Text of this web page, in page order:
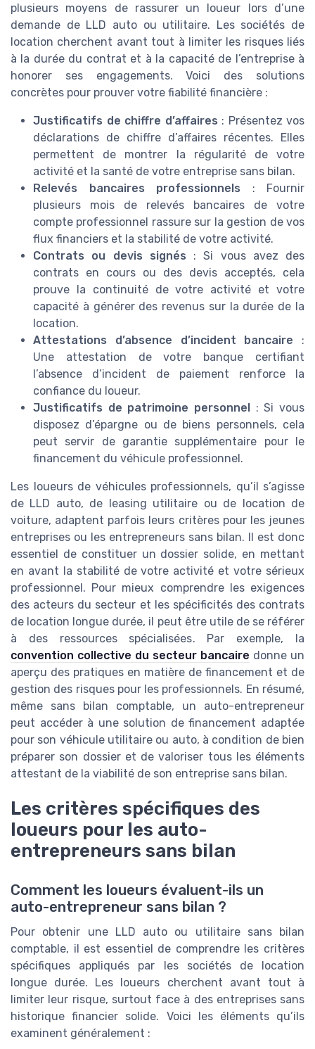
plusieurs moyens de rassurer un loueur lors d’une
demande de LLD auto ou utilitaire. Les sociétés de
location cherchent avant tout à limiter les risques liés
à la durée du contrat et à la capacité de l’entreprise à
honorer ses engagements. Voici des solutions
concrètes pour prouver votre fiabilité financière :
Justificatifs de chiffre d’affaires : Présentez vos
déclarations de chiffre d’affaires récentes. Elles
permettent de montrer la régularité de votre
activité et la santé de votre entreprise sans bilan.
Relevés bancaires professionnels : Fournir
plusieurs mois de relevés bancaires de votre
compte professionnel rassure sur la gestion de vos
flux financiers et la stabilité de votre activité.
Contrats ou devis signés : Si vous avez des
contrats en cours ou des devis acceptés, cela
prouve la continuité de votre activité et votre
capacité à générer des revenus sur la durée de la
location.
Attestations d’absence d’incident bancaire :
Une attestation de votre banque certifiant
l’absence d’incident de paiement renforce la
confiance du loueur.
Justificatifs de patrimoine personnel : Si vous
disposez d’épargne ou de biens personnels, cela
peut servir de garantie supplémentaire pour le
financement du véhicule professionnel.
Les loueurs de véhicules professionnels, qu’il s’agisse
de LLD auto, de leasing utilitaire ou de location de
voiture, adaptent parfois leurs critères pour les jeunes
entreprises ou les entrepreneurs sans bilan. Il est donc
essentiel de constituer un dossier solide, en mettant
en avant la stabilité de votre activité et votre sérieux
professionnel. Pour mieux comprendre les exigences
des acteurs du secteur et les spécificités des contrats
de location longue durée, il peut être utile de se référer
à des ressources spécialisées. Par exemple, la
convention collective du secteur bancaire donne un
aperçu des pratiques en matière de financement et de
gestion des risques pour les professionnels. En résumé,
même sans bilan comptable, un auto-entrepreneur
peut accéder à une solution de financement adaptée
pour son véhicule utilitaire ou auto, à condition de bien
préparer son dossier et de valoriser tous les éléments
attestant de la viabilité de son entreprise sans bilan.
Les critères spécifiques des
loueurs pour les auto-
entrepreneurs sans bilan
Comment les loueurs évaluent-ils un
auto-entrepreneur sans bilan ?
Pour obtenir une LLD auto ou utilitaire sans bilan
comptable, il est essentiel de comprendre les critères
spécifiques appliqués par les sociétés de location
longue durée. Les loueurs cherchent avant tout à
limiter leur risque, surtout face à des entreprises sans
historique financier solide. Voici les éléments qu’ils
examinent généralement :